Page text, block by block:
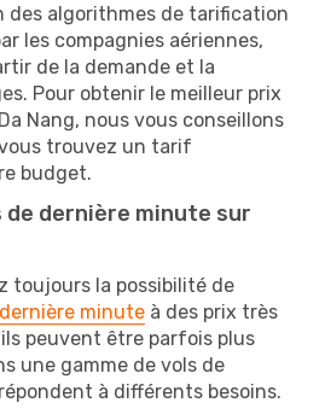
des algorithmes de tarification
les compagnies aériennes,
de la demande et la
Pour obtenir le meilleur prix
Nang, nous vous conseillons
trouvez un tarif
budget.
de dernière minute sur
toujours la possibilité de
minute à des prix très
peuvent être parfois plus
une gamme de vols de
à différents besoins.